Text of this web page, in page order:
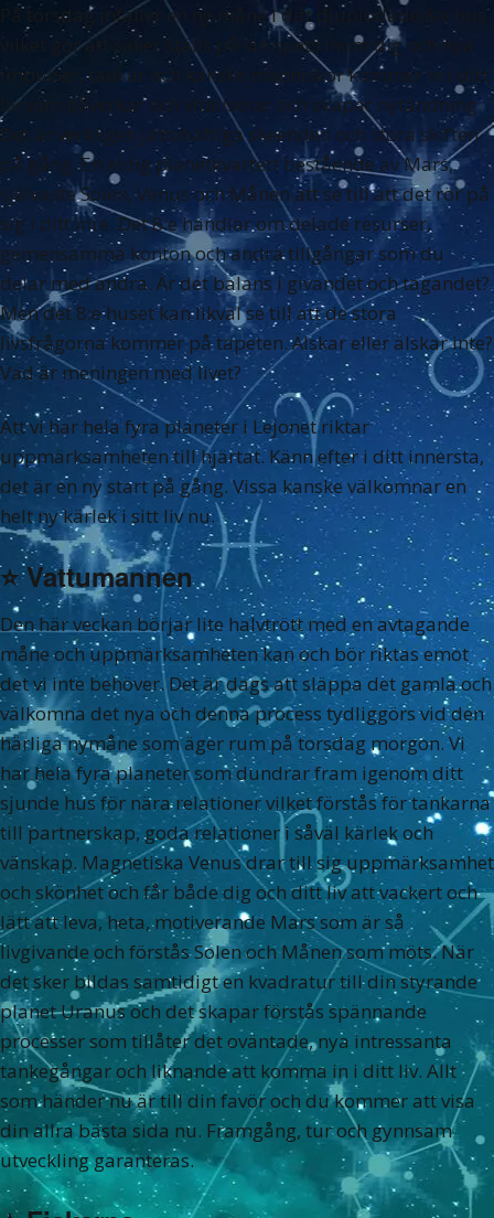
På torsdag infaller en ny måne i ditt djuplodade 8:e hus
vilket gör att saker ställs på sin spets inom dig och nya
impulser, tankar och kanske människor kommer in i ditt
liv som påverkar och vitaliserar och skapar nytändning.
Det är verkligen jättehäftiga skeenden och stora skiften
på gång. En eldig planetkvartett bestående av Mars,
självaste Solen, Venus och Månen att se till att det rör på
sig i ditt inre. Det 8:e handlar om delade resurser,
gemensamma konton och andra tillgångar som du
delar med andra. Är det balans i givandet och tagandet?
Men det 8:e huset kan likväl se till att de stora
livsfrågorna kommer på tapeten. Älskar eller älskar inte?
Vad är meningen med livet?
Att vi har hela fyra planeter i Lejonet riktar
uppmärksamheten till hjärtat. Känn efter i ditt innersta,
det är en ny start på gång. Vissa kanske välkomnar en
helt ny kärlek i sitt liv nu.
⭐️Vattumannen
Den här veckan börjar lite halvtrött med en avtagande
måne och uppmärksamheten kan och bör riktas emot
det vi inte behöver. Det är dags att släppa det gamla och
välkomna det nya och denna process tydliggörs vid den
härliga nymåne som äger rum på torsdag morgon. Vi
har hela fyra planeter som dundrar fram igenom ditt
sjunde hus för nära relationer vilket förstås för tankarna
till partnerskap, goda relationer i såväl kärlek och
vänskap. Magnetiska Venus drar till sig uppmärksamhet
och skönhet och får både dig och ditt liv att vackert och
lätt att leva, heta, motiverande Mars som är så
livgivande och förstås Solen och Månen som möts. När
det sker bildas samtidigt en kvadratur till din styrande
planet Uranus och det skapar förstås spännande
processer som tillåter det oväntade, nya intressanta
tankegångar och liknande att komma in i ditt liv. Allt
som händer nu är till din favör och du kommer att visa
din allra bästa sida nu. Framgång, tur och gynnsam
utveckling garanteras.